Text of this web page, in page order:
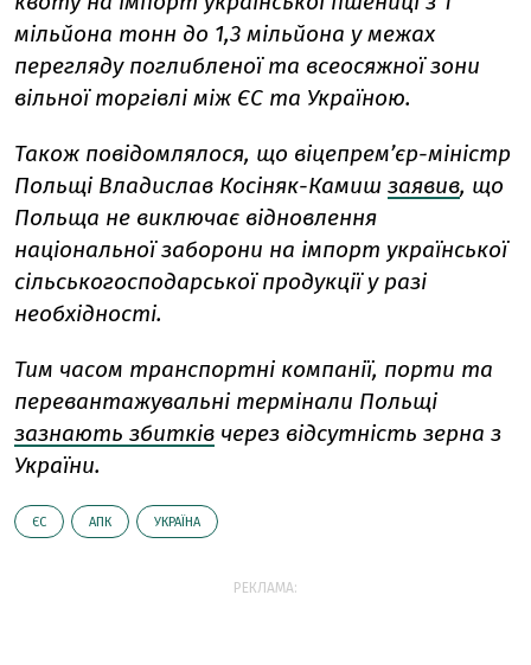
мільйона тонн до 1,3 мільйона у межах
перегляду поглибленої та всеосяжної зони
вільної торгівлі між ЄС та Україною.
Також повідомлялося, що віцепрем’єр-міністр
Польщі Владислав Косіняк-Камиш заявив, що
Польща не виключає відновлення
національної заборони на імпорт української
сільськогосподарської продукції у разі
необхідності.
Тим часом транспортні компанії, порти та
перевантажувальні термінали Польщі
зазнають збитків через відсутність зерна з
України.
ЄС АПК УКРАЇНА
РЕКЛАМА: